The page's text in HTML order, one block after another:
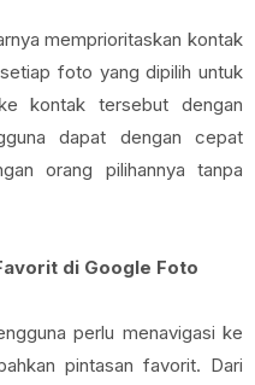
memprioritaskan kontak
foto yang dipilih untuk
kontak tersebut dengan
dapat dengan cepat
orang pilihannya tanpa
di Google Foto
perlu menavigasi ke
pintasan favorit. Dari